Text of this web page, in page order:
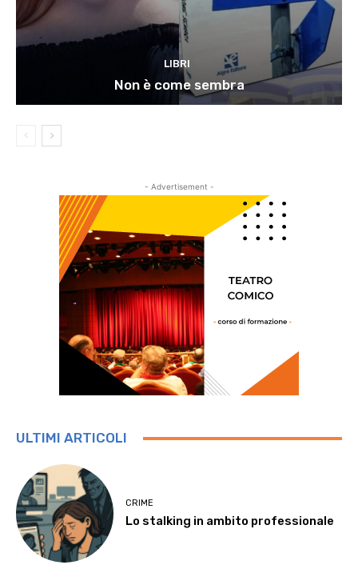
LIBRI
Non è come sembra
- Advertisement -
ULTIMI ARTICOLI
CRIME
Lo stalking in ambito professionale